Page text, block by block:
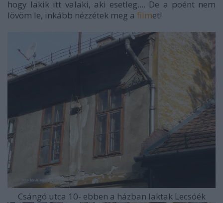
hogy lakik itt valaki, aki esetleg.... De a poént nem
lövöm le, inkább nézzétek meg a filmet!
Csángó utca 10- ebben a házban laktak Lecsóék